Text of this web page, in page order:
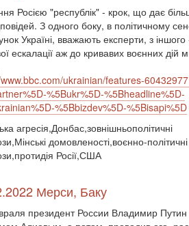
Росією "республік" - крок, що дає
З одного боку, в політичному
Україні, вважають експерти, з іншого
ескалації аж до кривавих воєнних дій
ukrainian/features-
%5Bukr%5D-%5Bheadline%5D-
%5Bbizdev%5D-%5Bisapi%5D
агресія,Донбас,зовнішньополітичні
домовленості,воєнно-політичні
Росії,США
Мерси, Баку
президент России Владимир